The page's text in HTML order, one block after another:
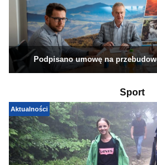
Podpisano umowę na
Sport
Aktualności